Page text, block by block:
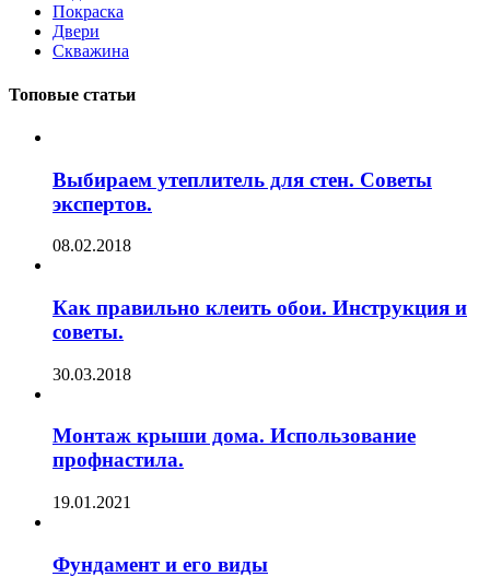
Покраска
Двери
Скважина
Топовые статьи
Выбираем утеплитель для стен. Советы
экспертов.
08.02.2018
Как правильно клеить обои. Инструкция и
советы.
30.03.2018
Монтаж крыши дома. Использование
профнастила.
19.01.2021
Фундамент и его виды